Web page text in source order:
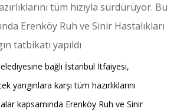
tüm hızıyla sürdürüyor. Bu
Erenköy Ruh ve Sinir Hastalıkları
tatbikatı yapıldı
bağlı İstanbul İtfaiyesi,
yangınlara karşı tüm hazırlıklarını
kapsamında Erenköy Ruh ve Sinir